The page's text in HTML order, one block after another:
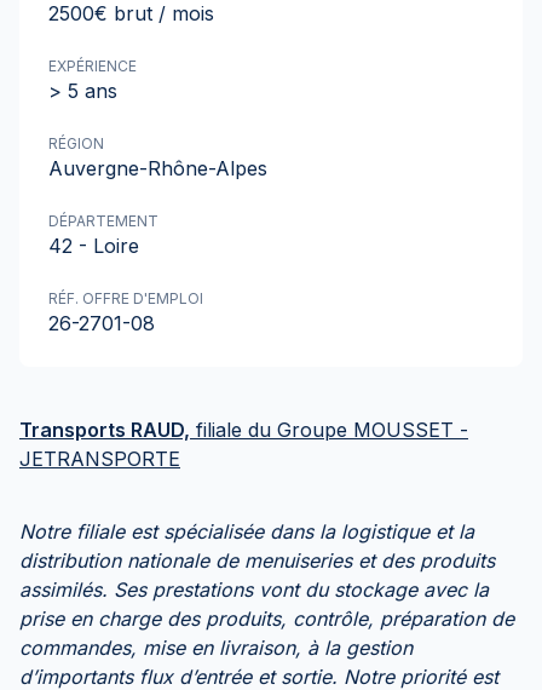
Transports RAUD, filiale du Groupe MOUSSET -
JETRANSPORTE
Notre filiale est spécialisée dans la logistique et la
distribution nationale de menuiseries et des produits
assimilés. Ses prestations vont du stockage avec la
prise en charge des produits, contrôle, préparation de
commandes, mise en livraison, à la gestion
d’importants flux d’entrée et sortie. Notre priorité est
2500€ brut / mois
EXPÉRIENCE
> 5 ans
RÉGION
Auvergne-Rhône-Alpes
DÉPARTEMENT
42 - Loire
RÉF. OFFRE D'EMPLOI
26-2701-08